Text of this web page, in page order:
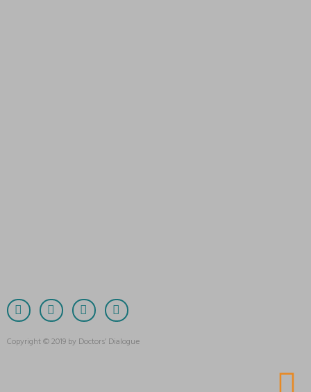
Copyright © 2019 by Doctors’ Dialogue